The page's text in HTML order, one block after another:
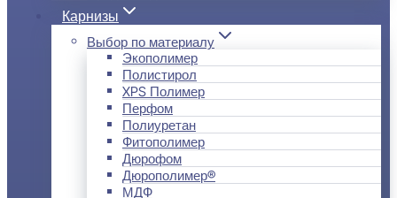
Карнизы
Выбор по материалу
Экополимер
Полистирол
XPS Полимер
Перфом
Полиуретан
Фитополимер
Дюрофом
Дюрополимер®
МДФ